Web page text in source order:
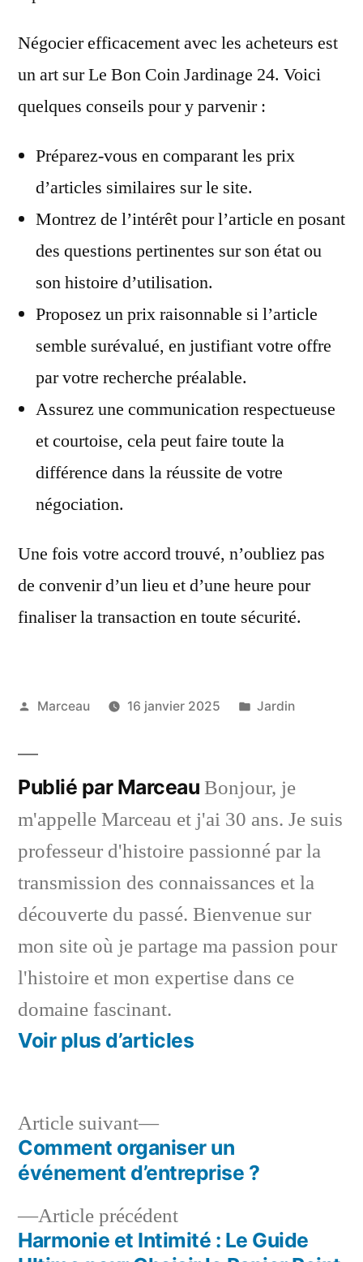
Négocier efficacement avec les acheteurs est
un art sur Le Bon Coin Jardinage 24. Voici
quelques conseils pour y parvenir :
Préparez-vous en comparant les prix
d’articles similaires sur le site.
Montrez de l’intérêt pour l’article en posant
des questions pertinentes sur son état ou
son histoire d’utilisation.
Proposez un prix raisonnable si l’article
semble surévalué, en justifiant votre offre
par votre recherche préalable.
Assurez une communication respectueuse
et courtoise, cela peut faire toute la
différence dans la réussite de votre
négociation.
Une fois votre accord trouvé, n’oubliez pas
de convenir d’un lieu et d’une heure pour
finaliser la transaction en toute sécurité.
Publié
Marceau 16 janvier 2025
Publié
Jardin
Publié par Marceau Bonjour, je
m'appelle Marceau et j'ai 30 ans. Je suis
professeur d'histoire passionné par la
transmission des connaissances et la
découverte du passé. Bienvenue sur
mon site où je partage ma passion pour
l'histoire et mon expertise dans ce
domaine fascinant.
Voir plus d’articles
Navigation
l’article
Article précédentArticle
précédent :
Harmonie et Intimité : Le Guide
Article suivant
Article
suivant :
Comment organiser un
événement d’entreprise ?